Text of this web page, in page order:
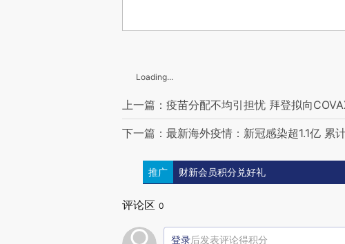
Loading...
上一篇：疫苗分配不均引担忧 拜登拟向
下一篇：最新海外疫情：新冠感染超1.1亿 累
推广 财新会员积分兑好礼
评论区 0
登录后发表评论得积分